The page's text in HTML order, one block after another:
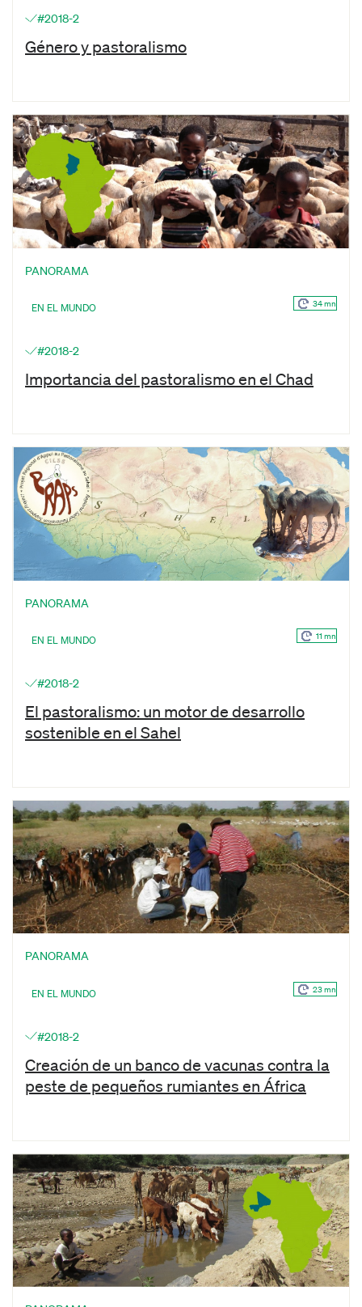
#2018-2
Género y pastoralismo
PANORAMA
EN EL MUNDO 34 mn
#2018-2
Importancia del pastoralismo en el Chad
PANORAMA
EN EL MUNDO 11 mn
#2018-2
El pastoralismo: un motor de desarrollo
sostenible en el Sahel
PANORAMA
EN EL MUNDO 23 mn
#2018-2
Creación de un banco de vacunas contra la
peste de pequeños rumiantes en África